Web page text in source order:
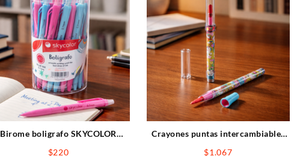
Birome boligrafo SKYCOLOR
$220
Crayones puntas intercambiables
$1.067